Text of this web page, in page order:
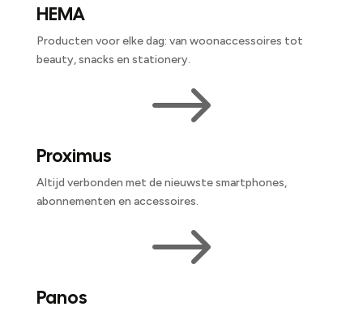
HEMA
Producten voor elke dag: van woonaccessoires tot
beauty, snacks en stationery.
$
Proximus
Altijd verbonden met de nieuwste smartphones,
abonnementen en accessoires.
$
Panos